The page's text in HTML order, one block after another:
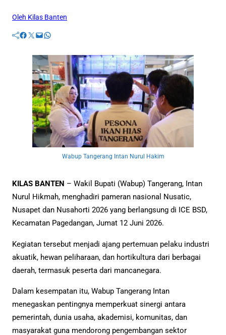
Oleh Kilas Banten
Facebook Twitter Mail WhatsApp
Wabup Tangerang Intan Nurul Hakim
KILAS BANTEN – Wakil Bupati (Wabup) Tangerang, Intan
Nurul Hikmah, menghadiri pameran nasional Nusatic,
Nusapet dan Nusahorti 2026 yang berlangsung di ICE BSD,
Kecamatan Pagedangan, Jumat 12 Juni 2026.
Kegiatan tersebut menjadi ajang pertemuan pelaku industri
akuatik, hewan peliharaan, dan hortikultura dari berbagai
daerah, termasuk peserta dari mancanegara.
Dalam kesempatan itu, Wabup Tangerang Intan
menegaskan pentingnya memperkuat sinergi antara
pemerintah, dunia usaha, akademisi, komunitas, dan
masyarakat guna mendorong pengembangan sektor